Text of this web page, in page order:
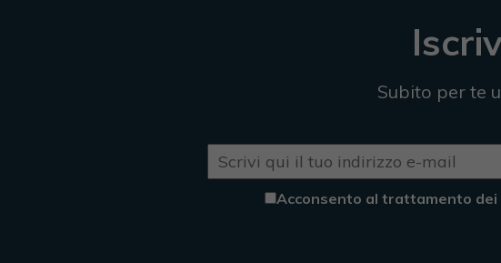
Subito per te
Acconsento al trattamento dei